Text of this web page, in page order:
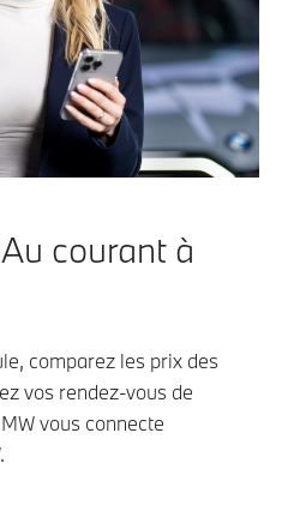
courant à
comparez les prix des
vos rendez-vous de
vous connecte